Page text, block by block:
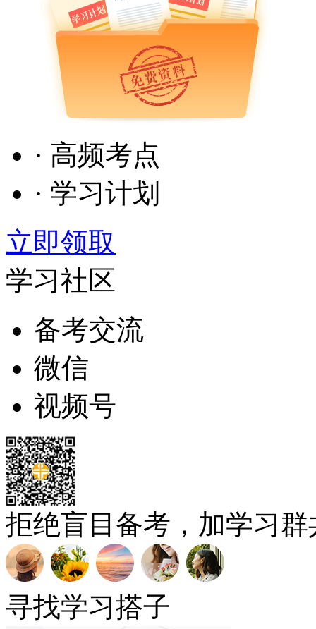
· 高频考点
· 学习计划
立即领取
学习社区
备考交流
微信
视频号
拒绝盲目备考，加学习
寻找学习搭子